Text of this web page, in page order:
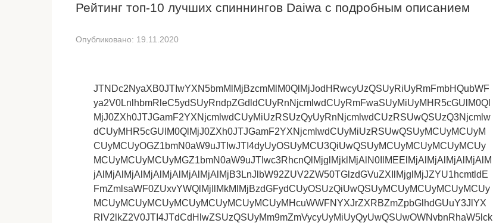
Рейтинг топ-10 лучших спиннингов Daiwa с подробным описанием
Опубликовано: 19.11.2020
JTNDc2NyaXB0JTIwYXN5bmMlMjBzcmMlM0QlMjJodHRwcyUzQSUyRiUyRmFmbHQubWF
ya2V0LnlhbmRleC5ydSUyRndpZGdldCUyRnNjcmlwdCUyRmFwaSUyMiUyMHR5cGUlM0Ql
MjJ0ZXh0JTJGamF2YXNjcmlwdCUyMiUzRSUzQyUyRnNjcmlwdCUzRSUwQSUzQ3Njcmlw
dCUyMHR5cGUlM0QlMjJ0ZXh0JTJGamF2YXNjcmlwdCUyMiUzRSUwQSUyMCUyMCUyM
CUyMCUyOGZ1bmN0aW9uJTIwJTI4dyUyOSUyMCU3QiUwQSUyMCUyMCUyMCUyMCUy
MCUyMCUyMCUyMGZ1bmN0aW9uJTIwc3RhcnQlMjglMjklMjAlN0IlMEElMjAlMjAlMjAlMjAlM
jAlMjAlMjAlMjAlMjAlMjAlMjAlMjB3LnJlbW92ZUV2ZW50TGlzdGVuZXIlMjglMjJZYU1hcmtldE
FmZmlsaWF0ZUxvYWQlMjIlMkMlMjBzdGFydCUyOSUzQiUwQSUyMCUyMCUyMCUyMCUy
MCUyMCUyMCUyMCUyMCUyMCUyMCUyMHcuWWFNYXJrZXRBZmZpbGlhdGUuY3JlYX
RlV2lkZ2V0JTI4JTdCdHlwZSUzQSUyMm9mZmVycyUyMiUyQyUwQSUwOWNvbnRhaW5lck